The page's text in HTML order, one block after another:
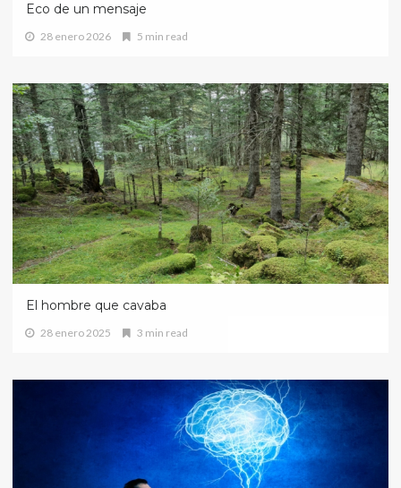
Eco de un mensaje
28 enero 2026 5 min read
El hombre que cavaba
28 enero 2025 3 min read